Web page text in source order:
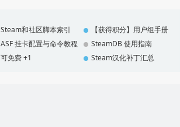
Steam和社区脚本索引
【获得积分】用户组手册
ASF 挂卡配置与命令教程
SteamDB 使用指南
可免费 +1 Steam汉化补丁汇总